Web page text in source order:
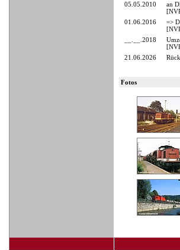
05.05.2010
an
01.06.2016
=>
__.__.2018
21.06.2026
Fotos